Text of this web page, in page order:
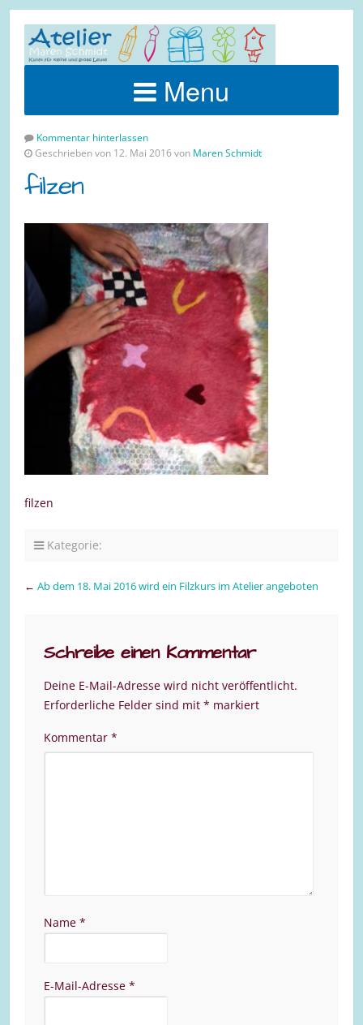
Menu
Kommentar hinterlassen
Geschrieben von 12. Mai 2016 von Maren Schmidt
filzen
filzen
Kategorie:
← Ab dem 18. Mai 2016 wird ein Filzkurs im Atelier angeboten
Schreibe einen Kommentar
Deine E-Mail-Adresse wird nicht veröffentlicht.
Erforderliche Felder sind mit * markiert
Kommentar *
Name *
E-Mail-Adresse *